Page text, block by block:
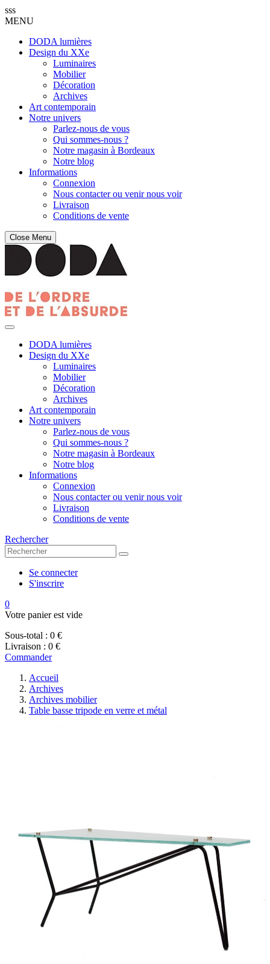
sss
MENU
DODA lumières
Design du XXe
Luminaires
Mobilier
Décoration
Archives
Art contemporain
Notre univers
Parlez-nous de vous
Qui sommes-nous ?
Notre magasin à Bordeaux
Notre blog
Informations
Connexion
Nous contacter ou venir nous voir
Livraison
Conditions de vente
Close Menu
DODA lumières
Design du XXe
Luminaires
Mobilier
Décoration
Archives
Art contemporain
Notre univers
Parlez-nous de vous
Qui sommes-nous ?
Notre magasin à Bordeaux
Notre blog
Informations
Connexion
Nous contacter ou venir nous voir
Livraison
Conditions de vente
Rechercher
Se connecter
S'inscrire
0
Votre panier est vide
Sous-total : 0 €
Livraison : 0 €
Commander
Accueil
Archives
Archives mobilier
Table basse tripode en verre et métal